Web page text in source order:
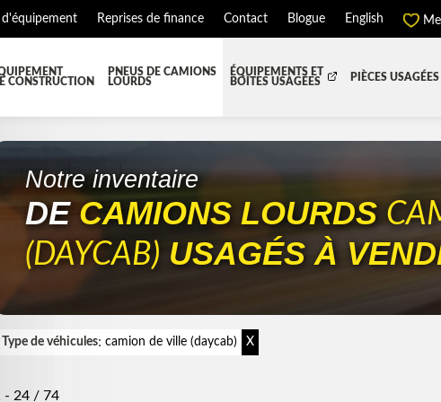
d'équipement Reprises de finance Contact Blogue English
CONSTRUCTION
PNEUS DE CAMIONS
LOURDS
ÉQUIPEMENTS ET
BOÎTES USAGÉES
ÉQUIPEMENT À NEIGE
PIÈCES USAGÉES
ET PIÈCES DE CABINE
HIAB-AND-BOOM
PARE-CHOC
DE CABINE RADIATEUR ET PIÈCES DE
REMORQUE
DE CHASSIS TUYAU D'ÉCHAPPEMENT
Notre inventaire
DE CAMIONS LOURDS
(DAYCAB) USAGÉS À
Type de véhicules:camion de ville (daycab) X
- 24 / 74